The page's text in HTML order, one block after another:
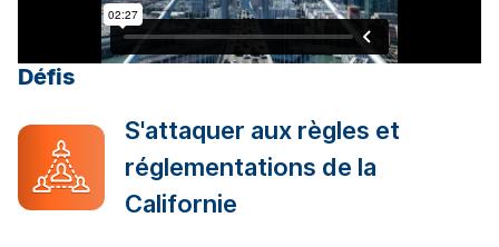
Défis
S'attaquer aux règles et
réglementations de la
Californie